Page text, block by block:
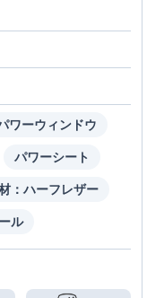
ワーウィンドウ
パワーシート
：ハーフレザー
ル